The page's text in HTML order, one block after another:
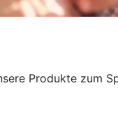
Produkte zum